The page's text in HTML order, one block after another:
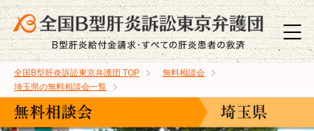
全国B型肝炎訴訟東京弁護団 TOP
無料相談会
埼玉県の無料相談会一覧